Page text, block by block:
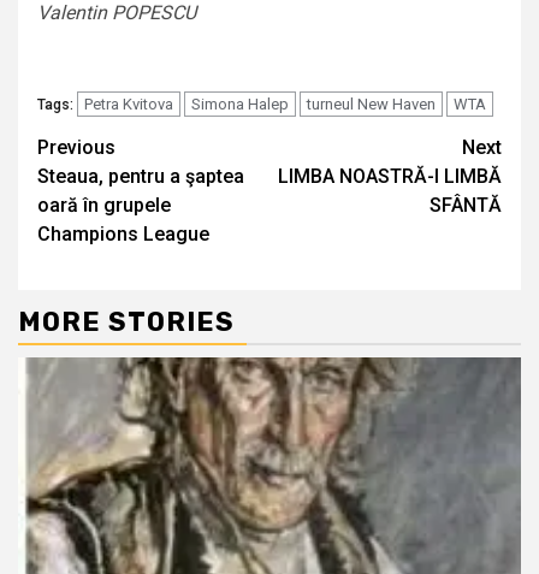
Valentin POPESCU
Tags: Petra Kvitova Simona Halep turneul New Haven WTA
Continue
Reading
Previous
Steaua, pentru a şaptea
oară în grupele
Champions League
Next
LIMBA NOASTRĂ-I LIMBĂ
SFÂNTĂ
MORE STORIES